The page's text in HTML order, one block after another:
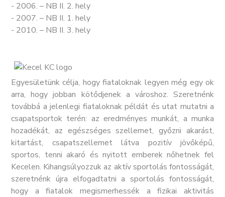
- 2006. – NB II. 2. hely
- 2007. – NB II. 1. hely
- 2010. – NB II. 3. hely
Egyesületünk célja, hogy fiataloknak legyen még egy ok
arra, hogy jobban kötődjenek a városhoz. Szeretnénk
továbbá a jelenlegi fiataloknak példát és utat mutatni a
csapatsportok terén: az eredményes munkát, a munka
hozadékát, az egészséges szellemet, győzni akarást,
kitartást, csapatszellemet látva pozitív jövőképű,
sportos, tenni akaró és nyitott emberek nőhetnek fel
Kecelen. Kihangsúlyozzuk az aktív sportolás fontosságát,
szeretnénk újra elfogadtatni a sportolás fontosságát,
hogy a fiatalok megismerhessék a fizikai aktivitás